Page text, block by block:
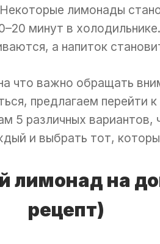
лимонады
минут в
а напиток
что важно обращать
предлагаем перейти к
5 различных вариантов,
и выбрать тот,
лимонад на
рецепт)